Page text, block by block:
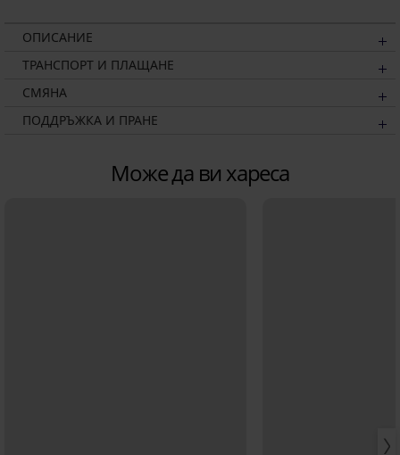
ОПИСАНИЕ
ТРАНСПОРТ И ПЛАЩАНЕ
СМЯНА
ПОДДРЪЖКА И ПРАНЕ
Може да ви хареса